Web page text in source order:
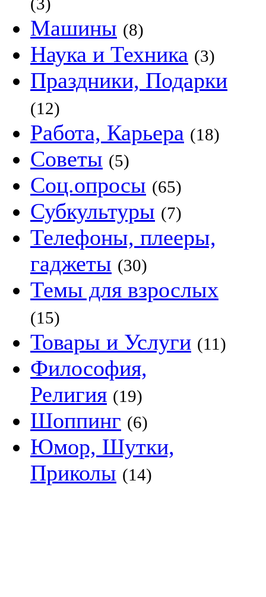
Машины (8)
Наука и Техника (3)
Праздники, Подарки
(12)
Работа, Карьера (18)
Советы (5)
Соц.опросы (65)
Субкультуры (7)
Телефоны, плееры,
гаджеты (30)
Темы для взрослых
(15)
Товары и Услуги (11)
Философия,
Религия (19)
Шоппинг (6)
Юмор, Шутки,
Приколы (14)